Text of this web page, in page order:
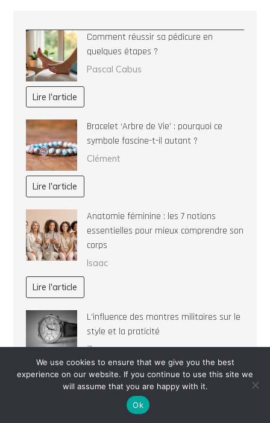
Comment réussir sa pédicure en
quelques étapes ?
Pascal Cabus
Lire l'article
Bracelet ‘Arbre de Vie’ : pourquoi ce
symbole fascine-t-il autant ?
Clément
Lire l'article
Anatomie féminine : les 7 notions
essentielles pour mieux comprendre son
corps
Isaac
Lire l'article
L’influence des montres militaires sur le
style et la praticité
Zozo
Lire l'article
Maquillage naturel : les techniques qui
We use cookies to ensure that we give you the best
experience on our website. If you continue to use this site we
will assume that you are happy with it.
Ok